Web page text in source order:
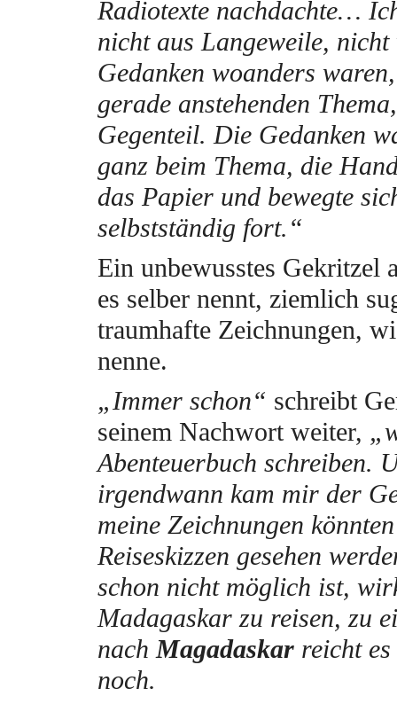
Radiotexte nachdachte…
nicht aus Langeweile, nicht
Gedanken woanders
gerade anstehenden
Gegenteil. Die Gedanken
ganz beim Thema, die
das Papier und bewegte
selbstständig fort.“
Ein unbewusstes Gekritzel
es selber nennt, ziemlich
traumhafte Zeichnungen,
nenne.
„Immer schon“ schreibt
seinem Nachwort weiter,
Abenteuerbuch schreiben.
irgendwann kam mir der
meine Zeichnungen
Reiseskizzen gesehen
schon nicht möglich ist,
Madagaskar zu reisen, zu
nachMagadaskar reicht
noch.